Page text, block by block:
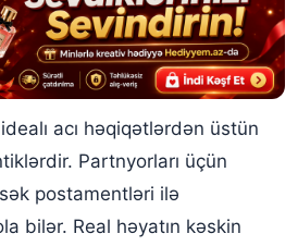
acı həqiqətlərdən üstün
Partnyorları üçün
postamentləri ilə
bilər. Real həyatın kəskin